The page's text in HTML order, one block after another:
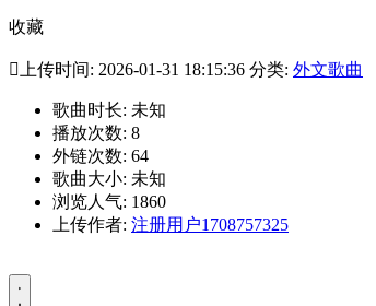
收藏
 上传时间: 2026-01-31 18:15:36 分类: 外文歌曲
歌曲时长: 未知
播放次数: 8
外链次数: 64
歌曲大小: 未知
浏览人气: 1860
上传作者: 注册用户1708757325